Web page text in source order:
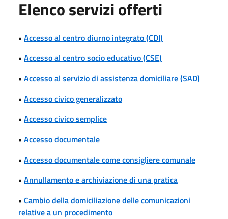
Elenco servizi offerti
• Accesso al centro diurno integrato (CDI)
• Accesso al centro socio educativo (CSE)
• Accesso al servizio di assistenza domiciliare (SAD)
• Accesso civico generalizzato
• Accesso civico semplice
• Accesso documentale
• Accesso documentale come consigliere comunale
• Annullamento e archiviazione di una pratica
• Cambio della domiciliazione delle comunicazioni
relative a un procedimento